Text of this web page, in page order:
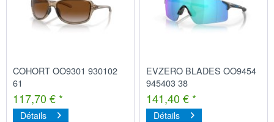
COHORT OO9301 930102
61
117,70 € *
Détails
EVZERO BLADES OO9454
945403 38
141,40 € *
Détails